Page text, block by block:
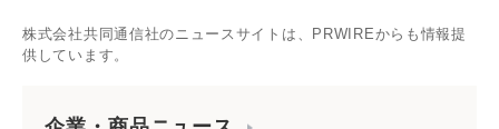
株式会社共同通信社のニュースサイトは、PRWIREからも情報提
供しています。